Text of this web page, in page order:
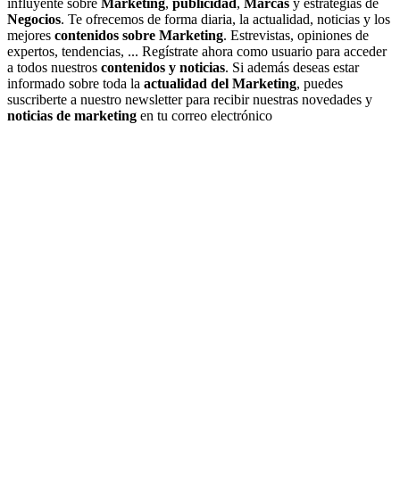
influyente sobre Marketing, publicidad , Marcas y estrategias de
Negocios. Te ofrecemos de forma diaria, la actualidad, noticias y los
mejores contenidos sobre Marketing. Estrevistas, opiniones de
expertos, tendencias, ... Regístrate ahora como usuario para acceder
a todos nuestros contenidos y noticias. Si además deseas estar
informado sobre toda la actualidad del Marketing, puedes
suscriberte a nuestro newsletter para recibir nuestras novedades y
noticias de marketing en tu correo electrónico